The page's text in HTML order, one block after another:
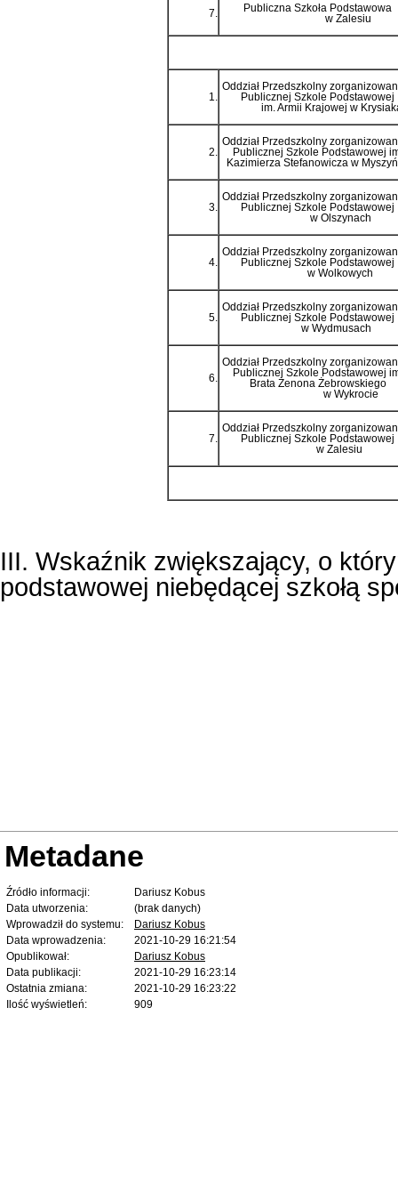
7.
Publiczna Szkoła Podstawowa
w Zalesiu
1.
Oddział Przedszkolny
Publicznej Szkole Podstawowej
im. Armii Krajowej w
2.
Oddział Przedszkolny
Publicznej Szkole Podstawowej
Kazimierza Stefanowicza w
3.
Oddział Przedszkolny
Publicznej Szkole Podstawowej
w Olszynach
4.
Oddział Przedszkolny
Publicznej Szkole Podstawowej
w Wolkowych
5.
Oddział Przedszkolny
Publicznej Szkole Podstawowej
w Wydmusach
6.
Oddział Przedszkolny
Publicznej Szkole Podstawowej
Brata Zenona Żebrowskiego
w Wykrocie
7.
Oddział Przedszkolny
Publicznej Szkole Podstawowej
w Zalesiu
III. Wskaźnik zwiększający, o
podstawowej niebędącej szkołą
Metadane
Źródło informacji:
Dariusz Kobus
Data utworzenia:
(brak danych)
Wprowadził do systemu:
Dariusz Kobus
Data wprowadzenia:
2021-10-29 16:21:54
Opublikował:
Dariusz Kobus
Data publikacji:
2021-10-29 16:23:14
Ostatnia zmiana:
2021-10-29 16:23:22
Ilość wyświetleń:
909